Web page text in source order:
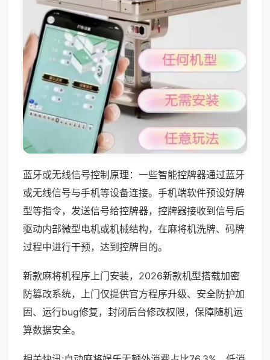
蓝牙或无线信号控制原理：一些智能控牌器通过蓝牙
或无线信号与手机等设备连接。手机端软件预设好牌
型等指令，发送信号给控牌器，控牌器接收到信号后
驱动内部微型电机或机械结构，在麻将机洗牌、码牌
过程中进行干预，达到控牌目的。
新款麻将机程序上门安装，2026新款机型搭载加密
防篡改系统，上门仅提供官方程序升级、安全防护加
固、运行bug修复，封闭后台修改权限，保障随机运
算数据安全。